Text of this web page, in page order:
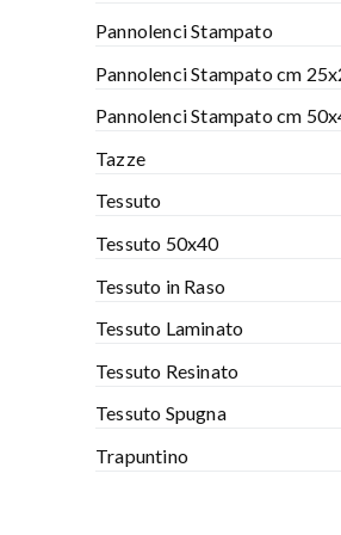
Pannolenci Stampato
Pannolenci Stampato cm
Pannolenci Stampato cm
Tazze
Tessuto
Tessuto 50x40
Tessuto in Raso
Tessuto Laminato
Tessuto Resinato
Tessuto Spugna
Trapuntino